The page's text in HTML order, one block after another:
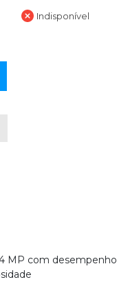
Indisponível
MP com desempenho